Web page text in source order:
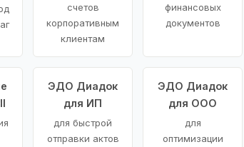
счетов
корпоративным
клиентам
финансовых
документов
ЭДО Диадок
для ИП
для быстрой
отправки актов
ЭДО Диадок
для ООО
для
оптимизации